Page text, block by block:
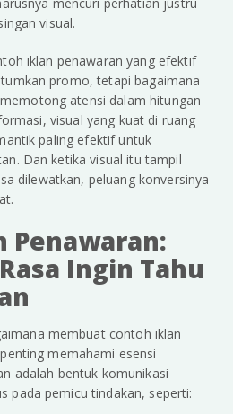
visual.
iklan penawaran yang efektif
promo, tetapi bagaimana
atensi dalam hitungan
visual yang kuat di ruang
paling efektif untuk
Dan ketika visual itu tampil
dilewatkan, peluang konversinya
Penawaran:
Ingin Tahu
membuat contoh iklan
memahami esensi
adalah bentuk komunikasi
pada pemicu tindakan, seperti: